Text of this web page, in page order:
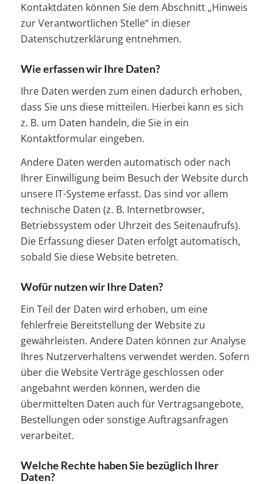
Kontaktdaten können Sie dem Abschnitt „Hinweis
zur Verantwortlichen Stelle“ in dieser
Datenschutzerklärung entnehmen.
Wie erfassen wir Ihre Daten?
Ihre Daten werden zum einen dadurch erhoben,
dass Sie uns diese mitteilen. Hierbei kann es sich
z. B. um Daten handeln, die Sie in ein
Kontaktformular eingeben.
Andere Daten werden automatisch oder nach
Ihrer Einwilligung beim Besuch der Website durch
unsere IT-Systeme erfasst. Das sind vor allem
technische Daten (z. B. Internetbrowser,
Betriebssystem oder Uhrzeit des Seitenaufrufs).
Die Erfassung dieser Daten erfolgt automatisch,
sobald Sie diese Website betreten.
Wofür nutzen wir Ihre Daten?
Ein Teil der Daten wird erhoben, um eine
fehlerfreie Bereitstellung der Website zu
gewährleisten. Andere Daten können zur Analyse
Ihres Nutzerverhaltens verwendet werden. Sofern
über die Website Verträge geschlossen oder
angebahnt werden können, werden die
übermittelten Daten auch für Vertragsangebote,
Bestellungen oder sonstige Auftragsanfragen
verarbeitet.
Welche Rechte haben Sie bezüglich Ihrer
Daten?